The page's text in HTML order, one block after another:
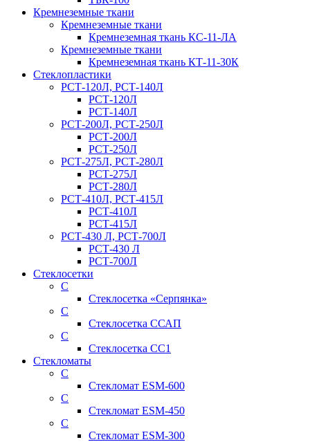
Кремнеземные ткани
Кремнеземные ткани
Кремнеземная ткань КС-11-ЛА
Кремнеземные ткани
Кремнеземная ткань КТ-11-30К
Стеклопластики
РСТ-120Л, РСТ-140Л
РСТ-120Л
РСТ-140Л
РСТ-200Л, РСТ-250Л
РСТ-200Л
РСТ-250Л
РСТ-275Л, РСТ-280Л
РСТ-275Л
РСТ-280Л
РСТ-410Л, РСТ-415Л
РСТ-410Л
РСТ-415Л
РСТ-430 Л, РСТ-700Л
РСТ-430 Л
РСТ-700Л
Стеклосетки
С
Стеклосетка «Серпянка»
С
Стеклосетка ССАП
С
Стеклосетка СС1
Стекломаты
С
Стекломат ESM-600
С
Стекломат ESM-450
С
Стекломат ESM-300